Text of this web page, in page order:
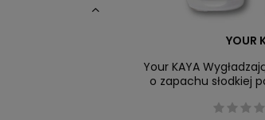
YOUR
Your KAYA
o zapachu słodkiej